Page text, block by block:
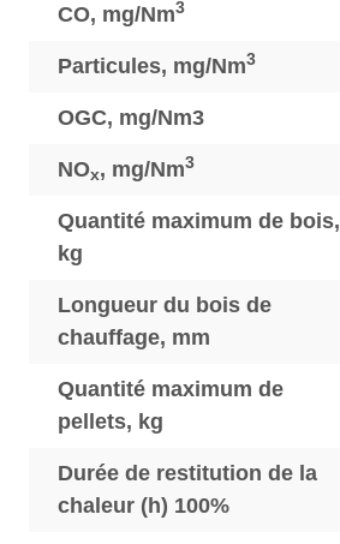
CO, mg/Nm3
Particules, mg/Nm3
OGC, mg/Nm3
NOx, mg/Nm3
Quantité maximum de bois,
kg
Longueur du bois de
chauffage, mm
Quantité maximum de
pellets, kg
Durée de restitution de la
chaleur (h) 100%